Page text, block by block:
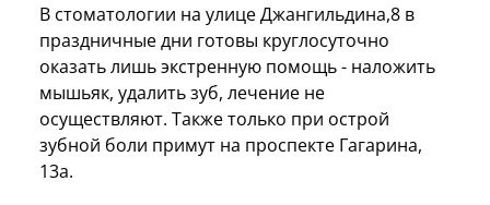
В стоматологии на улице Джангильдина,8 в
праздничные дни готовы круглосуточно
оказать лишь экстренную помощь - наложить
мышьяк, удалить зуб, лечение не
осуществляют. Также только при острой
зубной боли примут на проспекте Гагарина,
13а.